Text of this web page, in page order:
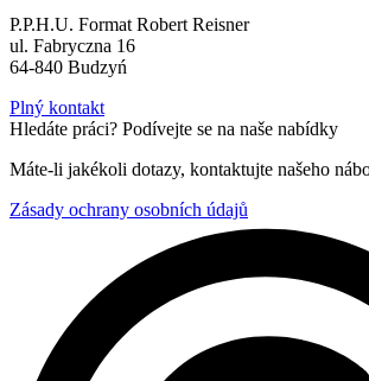
P.P.H.U. Format Robert Reisner
ul. Fabryczna 16
64-840 Budzyń
Plný kontakt
Hledáte práci? Podívejte se na naše nabídky
Máte-li jakékoli dotazy, kontaktujte našeho
Zásady ochrany osobních údajů